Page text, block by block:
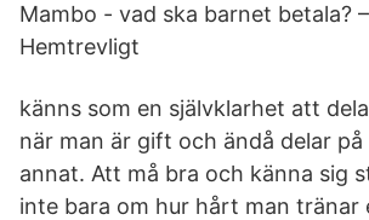
Mambo - vad ska barnet betala?
Hemtrevligt
känns som en självklarhet att
när man är gift och ändå delar
annat. Att må bra och känna sig
inte bara om hur hårt man tränar